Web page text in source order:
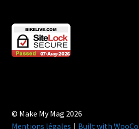
© Make My Mag 2026
Mentions légales
Built with